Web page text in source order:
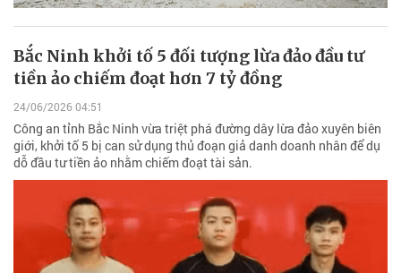
Bắc Ninh khởi tố 5 đối tượng lừa đảo đầu tư
tiền ảo chiếm đoạt hơn 7 tỷ đồng
24/06/2026 04:51
Công an tỉnh Bắc Ninh vừa triệt phá đường dây lừa đảo xuyên biên
giới, khởi tố 5 bị can sử dụng thủ đoạn giả danh doanh nhân để dụ
dỗ đầu tư tiền ảo nhằm chiếm đoạt tài sản.